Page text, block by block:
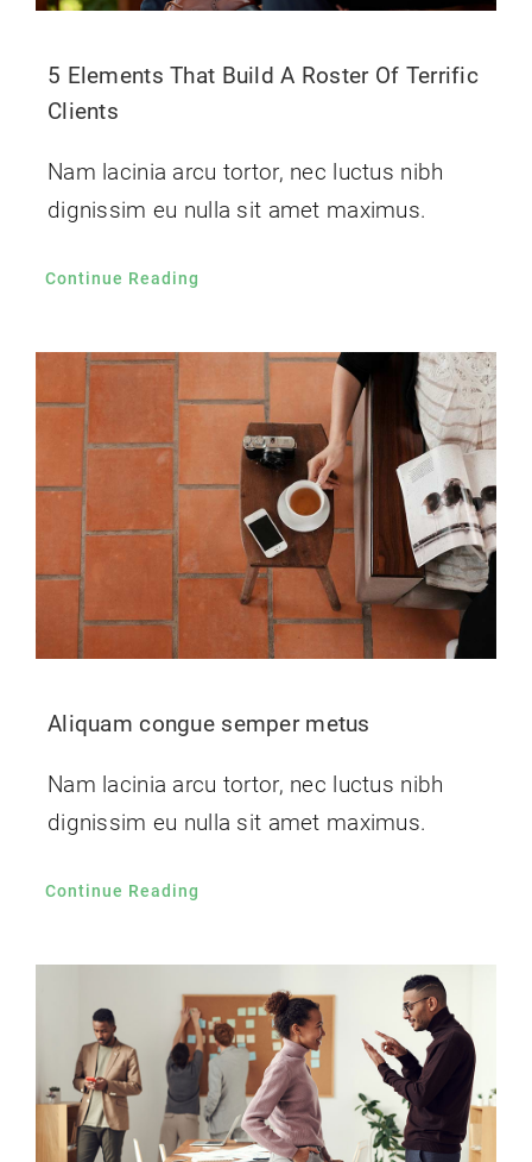
5 Elements That Build A Roster Of Terrific
Clients
Nam lacinia arcu tortor, nec luctus nibh
dignissim eu nulla sit amet maximus.
Continue Reading
Aliquam congue semper metus
Nam lacinia arcu tortor, nec luctus nibh
dignissim eu nulla sit amet maximus.
Continue Reading